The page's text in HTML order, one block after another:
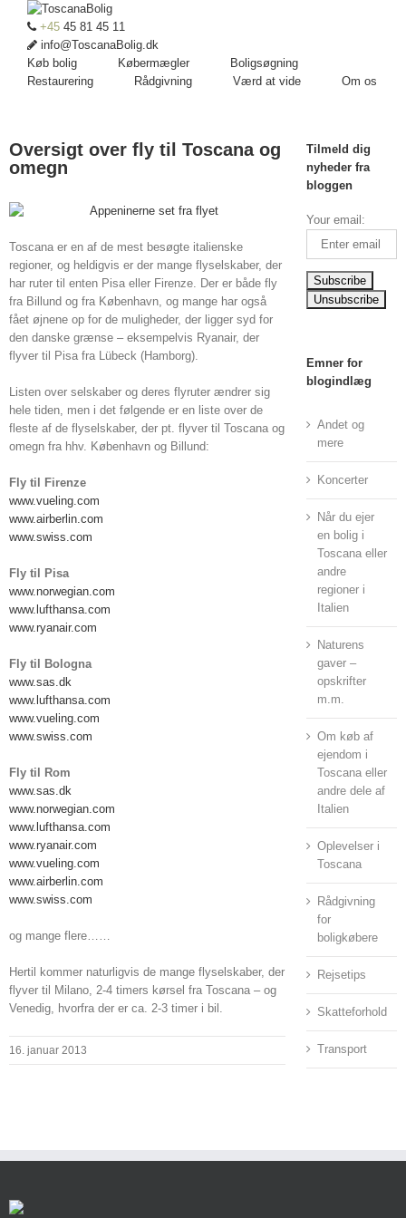
+45 45 81 45 11
info@ToscanaBolig.dk
Køb bolig
Købermægler
Boligsøgning
Restaurering
Rådgivning Værd at vide Om os
Oversigt over fly til Toscana og
omegn
Toscana er en af de mest besøgte italienske
regioner, og heldigvis er der mange flyselskaber, der
har ruter til enten Pisa eller Firenze. Der er både fly
fra Billund og fra København, og mange har også
fået øjnene op for de muligheder, der ligger syd for
den danske grænse – eksempelvis Ryanair, der
flyver til Pisa fra Lübeck (Hamborg).
Listen over selskaber og deres flyruter ændrer sig
hele tiden, men i det følgende er en liste over de
fleste af de flyselskaber, der pt. flyver til Toscana og
omegn fra hhv. København og Billund:
Fly til Firenze
www.vueling.com
www.airberlin.com
www.swiss.com
Fly til Pisa
www.norwegian.com
www.lufthansa.com
www.ryanair.com
Fly til Bologna
www.sas.dk
www.lufthansa.com
www.vueling.com
www.swiss.com
Fly til Rom
www.sas.dk
www.norwegian.com
www.lufthansa.com
www.ryanair.com
www.vueling.com
www.airberlin.com
www.swiss.com
og mange flere……
Hertil kommer naturligvis de mange flyselskaber, der
flyver til Milano, 2-4 timers kørsel fra Toscana – og
Venedig, hvorfra der er ca. 2-3 timer i bil.
16. januar 2013
Tilmeld dig
nyheder fra
bloggen
Your email:
Emner for
blogindlæg
Andet og
mere
Koncerter
Når du ejer
en bolig i
Toscana eller
andre
regioner i
Italien
Naturens
gaver –
opskrifter
m.m.
Om køb af
ejendom i
Toscana eller
andre dele af
Italien
Oplevelser i
Toscana
Rådgivning
for
boligkøbere
Rejsetips
Skatteforhold
Transport